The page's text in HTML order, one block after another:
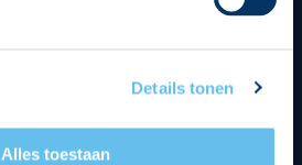
Details tonen
Alles toestaan